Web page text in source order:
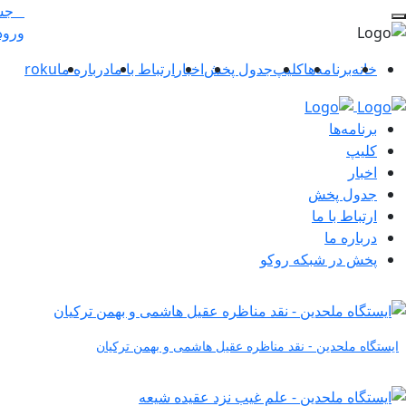
خانهبرنامه‌هاکلیپجدول پخشاخبار ارتباط با مادرباره ماroku
برنامه‌ها
کلیپ
اخبار
جدول پخش
ارتباط با ما
درباره ما
پخش در شبکه روکو
ایستگاه ملحدین - نقد مناظره عقیل هاشمی و بهمن ترکیان